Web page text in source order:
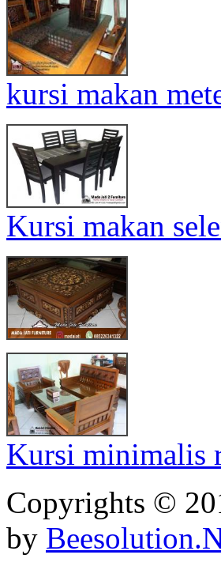
kursi makan
Kursi makan
Kursi minimalis
Copyrights ©
by